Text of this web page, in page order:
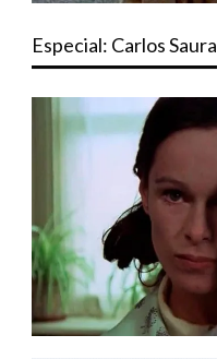
Especial: Carlos Saura